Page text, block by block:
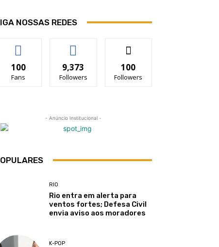
NOSSAS REDES
100
Fans
9,373
Followers
100
Followers
- Anúncio Institucional -
RIO
Rio entra em alerta para
ventos fortes; Defesa Civil
envia aviso aos moradores
K-POP